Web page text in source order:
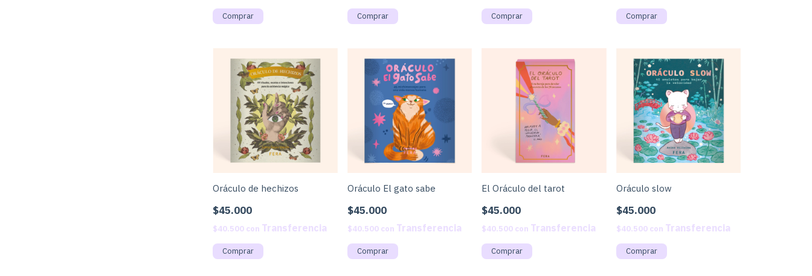
Oráculo de hechizos
$45.000
$40.500 con
Oráculo El gato sabe
$45.000
$40.500 con
El Oráculo del tarot
$45.000
$40.500 con
Oráculo slow
$45.000
$40.500 con